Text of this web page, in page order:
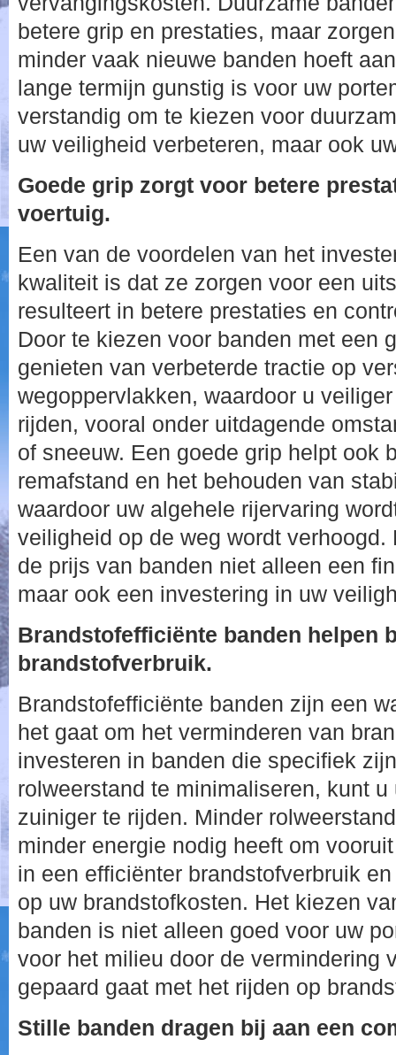
betere grip en prestaties, maar
minder vaak nieuwe banden hoeft
lange termijn gunstig is voor uw
verstandig om te kiezen voor
uw veiligheid verbeteren, maar ook
Goede grip zorgt voor betere
voertuig.
Een van de voordelen van het
kwaliteit is dat ze zorgen voor een
resulteert in betere prestaties en
Door te kiezen voor banden met een
genieten van verbeterde tractie op
wegoppervlakken, waardoor u
rijden, vooral onder uitdagende
of sneeuw. Een goede grip helpt ook
remafstand en het behouden van
waardoor uw algehele rijervaring
veiligheid op de weg wordt
de prijs van banden niet alleen een
maar ook een investering in uw
Brandstofefficiënte banden helpen
brandstofverbruik.
Brandstofefficiënte banden zijn een
het gaat om het verminderen van
investeren in banden die specifiek
rolweerstand te minimaliseren, kunt
zuiniger te rijden. Minder
minder energie nodig heeft om
in een efficiënter brandstofverbruik
op uw brandstofkosten. Het kiezen
banden is niet alleen goed voor uw
voor het milieu door de vermindering
gepaard gaat met het rijden op
Stille banden dragen bij aan een